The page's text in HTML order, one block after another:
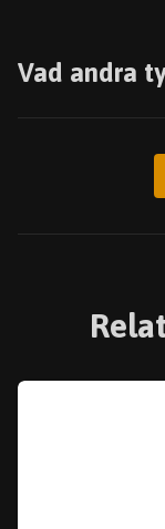
Vad andra